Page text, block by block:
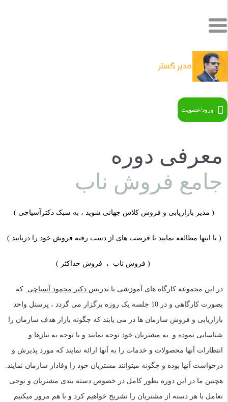
ورود/عضویت
معرفی دوره
جامع فروش ناب
( مدیر بازاریابی و فروش کلاس جهانی شوید ، به سبک دکترآسیاچی )
( تا انتها مطالعه نمایید تا فرصت های از دست رفته فروش خود را دریابید )
( فروش ناب ، فروش حداکثر )
در این مجموعه کارگاه های آموزشی با تدریس دکتر محمود آسیاچی که
بصورت کارگاهی و در 10 جلسه یک روزه برگزار می گردد ، پرسنل واحد
بازاریابی و فروش سازمان ها در می یابند که چگونه بازار هدف سازمان را
شناسایی نموده و به مشتریان خود توجه نمایند و با توجه به نیازها و
انتظارات آنها محصولات و خدمات را به آنها ارائه نمایند که مورد پذیرش و
درخواست آنها بوده و چگونه میتوانند مشتریان خود را وفادار سازمان نمایند.
هچنین ما در این دوره بطور کامل در خصوص دسته بندی مشتریان و نوحی
تعامل با هر دسته از مشتریان را تشریح خواهیم کرد و با هم مرور میکنیم